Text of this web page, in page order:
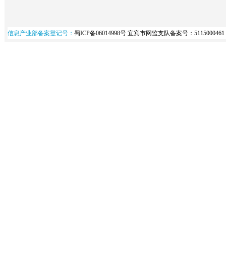
信息产业部备案登记号： 蜀ICP备06014998号 宜宾市网监支队备案号：